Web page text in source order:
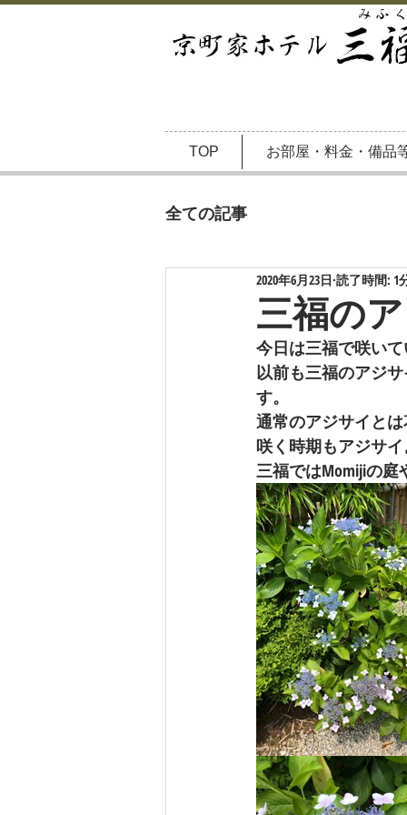
TOP お部屋・料金・備品
全ての記事
三福の
2020年6月23日 読了時間: 1
今日は三福で咲い
以前も三福のアジ
す。
通常のアジサイと
咲く時期もアジサ
三福ではMomijiの